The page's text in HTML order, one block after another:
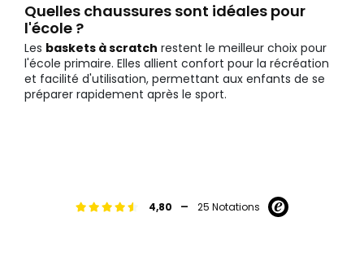
Quelles chaussures sont idéales pour
l'école ?
Les baskets à scratch restent le meilleur choix pour
l'école primaire. Elles allient confort pour la récréation
et facilité d'utilisation, permettant aux enfants de se
préparer rapidement après le sport.
4,80 - 25 Notations